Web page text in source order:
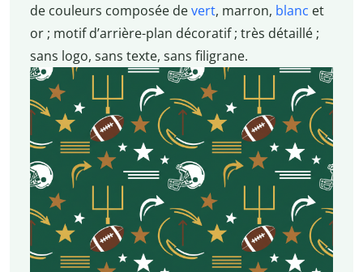
de couleurs composée devert, marron, blanc et
or ; motif d’arrière-plan décoratif ; très détaillé ;
sans logo, sans texte, sans filigrane.